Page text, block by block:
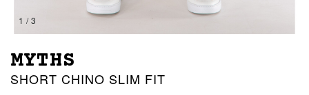
1 / 3
MYTHS
SHORT CHINO SLIM FIT